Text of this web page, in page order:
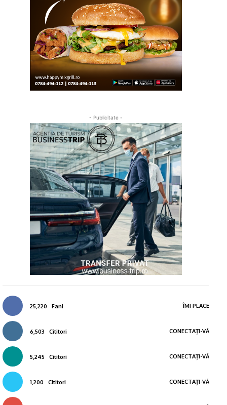
- Publicitate -
25,220 Fani ÎMI PLACE
6,503 Cititori CONECTAȚI-VĂ
5,245 Cititori CONECTAȚI-VĂ
1,200 Cititori CONECTAȚI-VĂ